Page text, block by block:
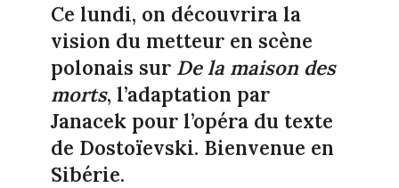
Ce lundi, on découvrira la
vision du metteur en scène
polonais sur De la maison des
morts, l’adaptation par
Janacek pour l’opéra du texte
de Dostoïevski. Bienvenue en
Sibérie.